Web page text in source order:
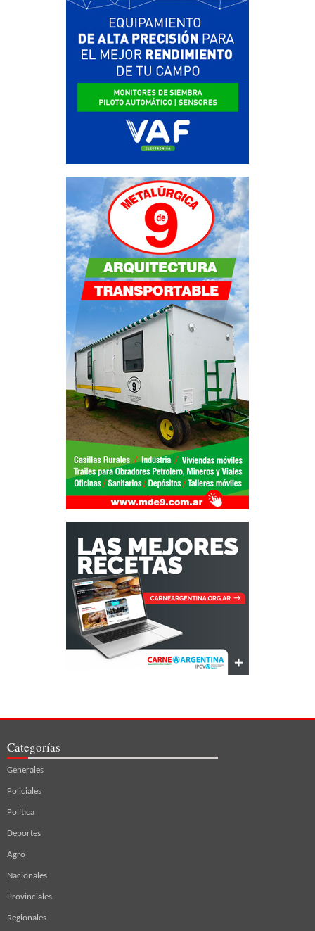
Categorías
Generales
Policiales
Política
Deportes
Agro
Nacionales
Provinciales
Regionales